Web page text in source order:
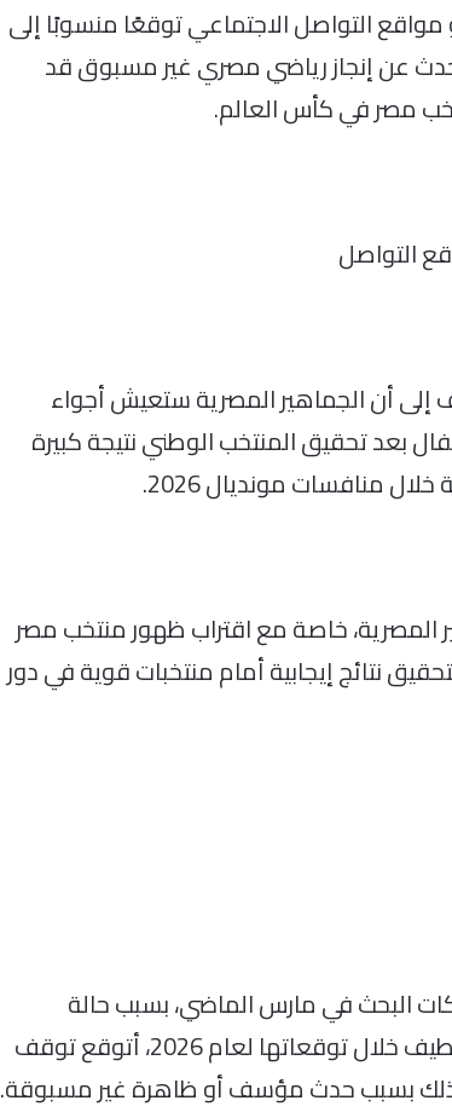
التواصل الاجتماعي توقعًا منسوبًا إلى
يتحدث عن إنجاز رياضي مصري غير مسبوق قد
التواصل
إلى أن الجماهير المصرية ستعيش أجواء
بعد تحقيق المنتخب الوطني نتيجة كبيرة
منافسات مونديال 2026.
المصرية، خاصة مع اقتراب ظهور منتخب مصر
نتائج إيجابية أمام منتخبات قوية في دور
البحث في مارس الماضي، بسبب حالة
الطقس وإجازة المدارس، وقالت ليلى عبد اللطيف خلال توقعاتها لعام 2026، أتوقع توقف
بسبب حدث مؤسف أو ظاهرة غير مسبوقة.